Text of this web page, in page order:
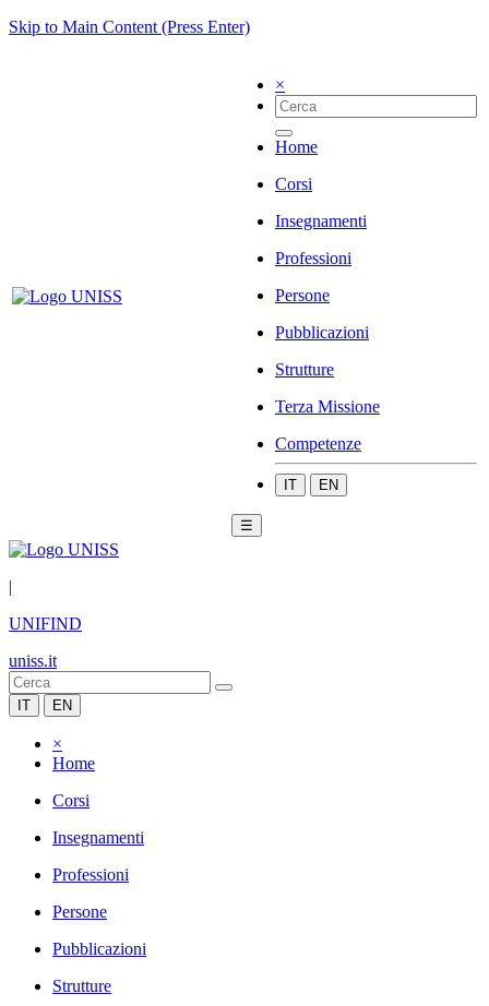
Skip to Main Content (Press Enter)
×
Home
Corsi
Insegnamenti
Professioni
Persone
Pubblicazioni
Strutture
Terza Missione
Competenze
IT EN
☰
|
UNIFIND
uniss.it
IT EN
×
Home
Corsi
Insegnamenti
Professioni
Persone
Pubblicazioni
Strutture